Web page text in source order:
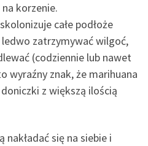
korzenie.
całe podłoże
zatrzymywać wilgoć,
(codziennie lub nawet
wyraźny znak, że marihuana
z większą ilością
się na siebie i